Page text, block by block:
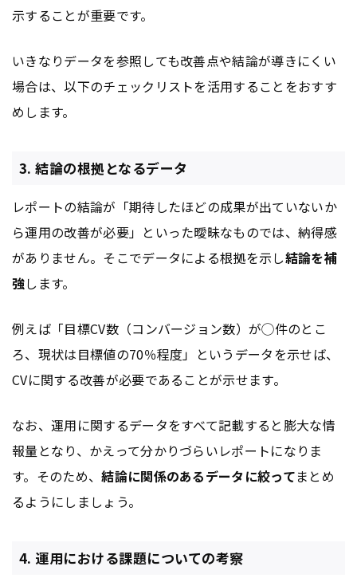
示することが重要です。
いきなりデータを参照しても改善点や結論が導きにくい
場合は、以下のチェックリストを活用することをおすす
めします。
3. 結論の根拠となるデータ
レポートの結論が「期待したほどの成果が出ていないか
ら運用の改善が必要」といった曖昧なものでは、納得感
がありません。そこでデータによる根拠を示し結論を補
強します。
例えば「目標CV数（コンバージョン数）が◯件のとこ
ろ、現状は目標値の70％程度」というデータを示せば、
CVに関する改善が必要であることが示せます。
なお、運用に関するデータをすべて記載すると膨大な情
報量となり、かえって分かりづらいレポートになりま
す。そのため、結論に関係のあるデータに絞ってまとめ
るようにしましょう。
4. 運用における課題についての考察